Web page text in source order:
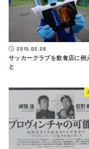
2015.02.28
サッカークラブを飲食店に例
と